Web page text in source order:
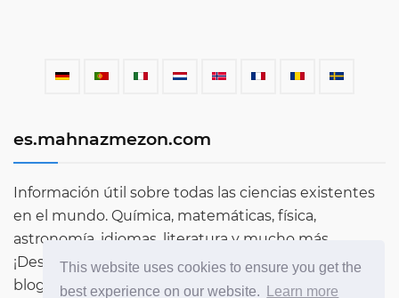
This website uses cookies to ensure you get the
best experience on our website.
Learn more
es.mahnazmezon.com
Información útil sobre todas las ciencias existentes
en el mundo. Química, matemáticas, física,
astronomía, idiomas, literatura y mucho más.
¡Descubre más sobre el mundo a través de nuestro
blog!